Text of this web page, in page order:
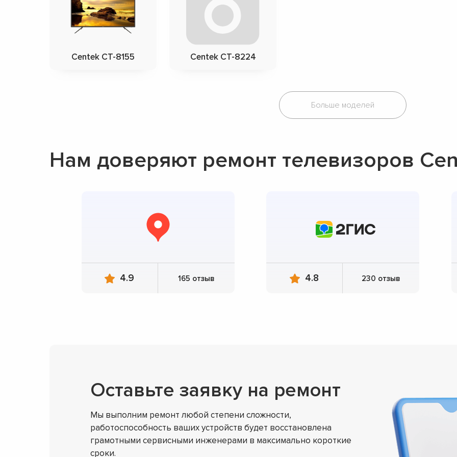
Centek CT-8155 Centek CT-8224
Больше моделей
Нам доверяют ремонт телевизоров
4.9 165 отзыв 4.8 230 отзыв
Оставьте заявку на ремонт
Мы выполним ремонт любой степени сложности,
работоспособность ваших устройств будет восстановлена
грамотными сервисными инженерами в максимально короткие
сроки.